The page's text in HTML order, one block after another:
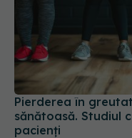
Pierderea în
sănătoasă. Studiul
pacienți